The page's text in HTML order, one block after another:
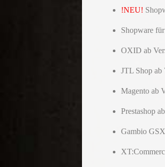
!NEU!
Shopware
OXID ab
JTL Shop ab
Magento ab
Prestashop
Gambio